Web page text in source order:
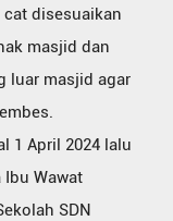
disesuaikan
masjid dan
luar masjid agar
1 April 2024 lalu
Wawat
SDN